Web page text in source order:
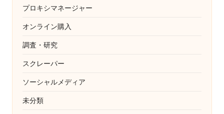
プロキシマネージャー
オンライン購入
調査・研究
スクレーパー
ソーシャルメディア
未分類